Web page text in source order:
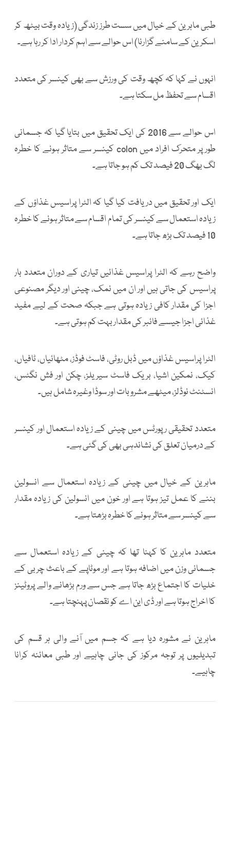
طبی ماہرین کے خیال میں سست طرز زندگی (زیادہ وقت بیٹھ کر
اسکرین کے سامنے گزارنا) اس حوالے سے اہم کردار ادا کر رہا ہے۔
انہوں نے کہا کہ کچھ وقت کی ورزش سے بھی کینسر کی متعدد
اقسام سے تحفظ مل سکتا ہے۔
اس حوالے سے 2016 کی ایک تحقیق میں بتایا گیا کہ جسمانی
طور پر متحرک افراد میں colon کینسر سے متاثر ہونے کا خطرہ
لگ بھگ 20 فیصد تک کم ہو جاتا ہے۔
ایک اور تحقیق میں دریافت کیا گیا کہ الٹرا پراسیس غذاؤں کے
زیادہ استعمال سے کینسر کی تمام اقسام سے متاثر ہونے کا خطرہ
10 فیصد تک بڑھ جاتا ہے۔
واضح رہے کہ الٹرا پراسیس غذائیں تیاری کے دوران متعدد بار
پراسیس کی جاتی ہیں اور ان میں نمک، چینی اور دیگر مصنوعی
اجزا کی مقدار کافی زیادہ ہوتی ہے جبکہ صحت کے لیے مفید
غذائی اجزا جیسے فائبر کی مقدار بہت کم ہوتی ہے۔
الٹرا پراسیس غذاؤں میں ڈبل روٹی، فاسٹ فوڈز، مٹھائیاں، ٹافیاں،
کیک، نمکین اشیا، بریک فاسٹ سیریلز، چکن اور فش نگٹس،
انسٹنٹ نوڈلز، میٹھے مشروبات اور سوڈا وغیرہ شامل ہیں۔
متعدد تحقیقی رپورٹس میں چینی کے زیادہ استعمال اور کینسر
کے درمیان تعلق کی نشاندہی بھی کی گئی ہے۔
ماہرین کے خیال میں چینی کے زیادہ استعمال سے انسولین
بننے کا عمل تیز ہوتا ہے اور خون میں انسولین کی زیادہ مقدار
سے کینسر سے متاثر ہونے کا خطرہ بڑھتا ہے۔
متعدد ماہرین کا کہنا تھا کہ چینی کے زیادہ استعمال سے
جسمانی وزن میں اضافہ ہوتا ہے اور موٹاپے کے باعث چربی کے
خلیات کا اجتماع بڑھ جاتا ہے جس سے ورم بڑھانے والے پروٹینز
کا اخراج ہوتا ہے اور ڈی این اے کو نقصان پہنچتا ہے۔
ماہرین نے مشورہ دیا ہے کہ جسم میں آنے والی ہر قسم کی
تبدیلیوں پر توجہ مرکوز کی جانی چاہیے اور طبی معائنہ کرانا
چاہیے۔